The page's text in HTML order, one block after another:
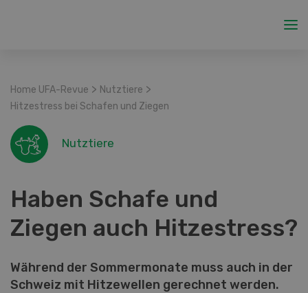
Home UFA-Revue > Nutztiere >
Hitzestress bei Schafen und Ziegen
Nutztiere
Haben Schafe und
Ziegen auch Hitzestress?
Während der Sommermonate muss auch in der
Schweiz mit Hitzewellen gerechnet werden.